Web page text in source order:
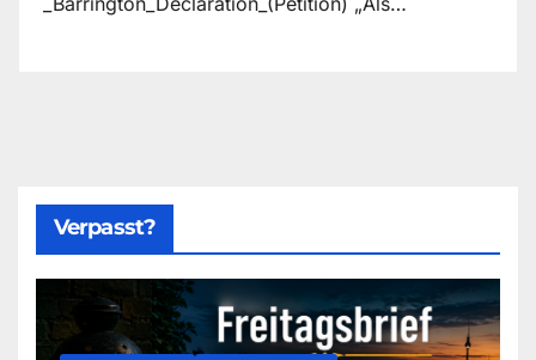
Verpasst?